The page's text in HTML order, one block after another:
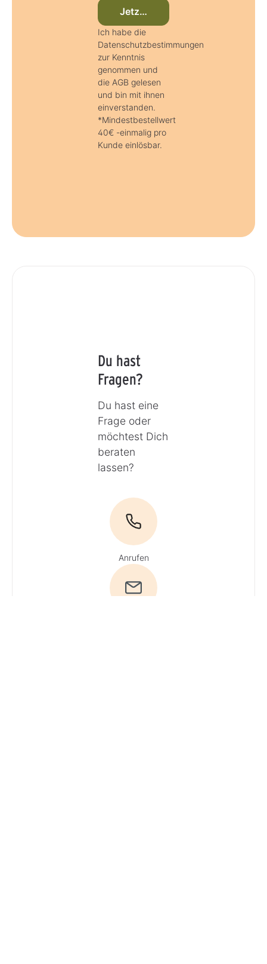
Jetzt beim Newsletter anmelden
Ich habe die
Datenschutzbestimmungen
zur Kenntnis
genommen und
die AGB gelesen
und bin mit ihnen
einverstanden.
*Mindestbestellwert
40€ -einmalig pro
Kunde einlösbar.
Du hast
Fragen?
Du hast eine
Frage oder
möchtest Dich
beraten
lassen?
Anrufen